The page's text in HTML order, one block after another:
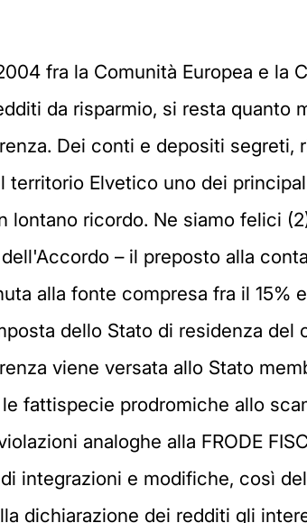
fra la Comunità Europea e la
da risparmio, si resta quanto
Dei conti e depositi
territorio Elvetico uno dei
lontano ricordo. Ne siamo felici
– il preposto alla
alla fonte compresa fra il
dello Stato di residenza
viene versata allo Stato
fattispecie prodromiche allo
analoghe alla FRODE
integrazioni e modifiche, così
dichiarazione dei redditi gli